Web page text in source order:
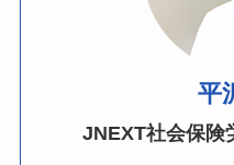
平
JNEXT社会保険